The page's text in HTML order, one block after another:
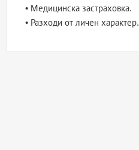
• Mедицинска застраховка.
• Разходи от личен характер.